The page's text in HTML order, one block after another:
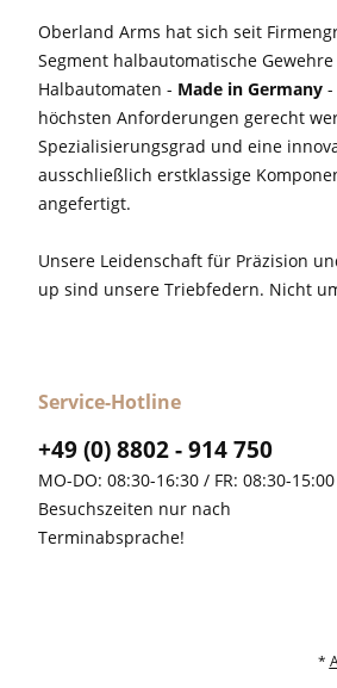
Oberland Arms hat sich seit
Segment halbautomatische
Halbautomaten - Made in Germany -
höchsten Anforderungen gerecht
Spezialisierungsgrad und eine
ausschließlich erstklassige
angefertigt.
Unsere Leidenschaft für Präzision
up sind unsere Triebfedern. Nicht
Service-Hotline
+49 (0) 8802 - 914 750
MO-DO: 08:30-16:30 / FR: 08:30-
Besuchszeiten nur nach
Terminabsprache!
*